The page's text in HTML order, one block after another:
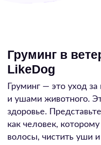
Груминг в
LikeDog
Груминг — это уход
и ушами животного.
здоровье.
как человек,
волосы, чистить уши и